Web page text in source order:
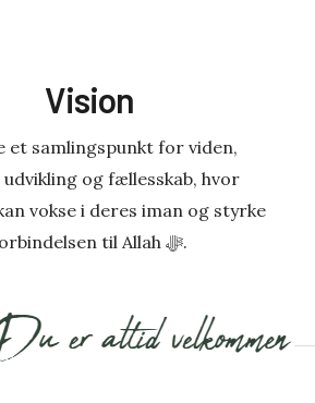
Vision
et samlingspunkt for viden,
udvikling og fællesskab, hvor
vokse i deres iman og styrke
forbindelsen til Allah ﷻ.